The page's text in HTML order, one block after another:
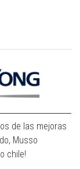
de las mejoras
Musso
chile!